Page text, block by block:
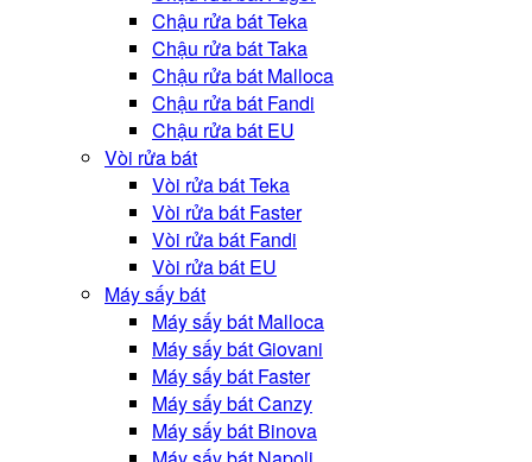
Chậu rửa bát Teka
Chậu rửa bát Taka
Chậu rửa bát Malloca
Chậu rửa bát Fandi
Chậu rửa bát EU
Vòi rửa bát
Vòi rửa bát Teka
Vòi rửa bát Faster
Vòi rửa bát Fandi
Vòi rửa bát EU
Máy sấy bát
Máy sấy bát Malloca
Máy sấy bát Giovani
Máy sấy bát Faster
Máy sấy bát Canzy
Máy sấy bát Binova